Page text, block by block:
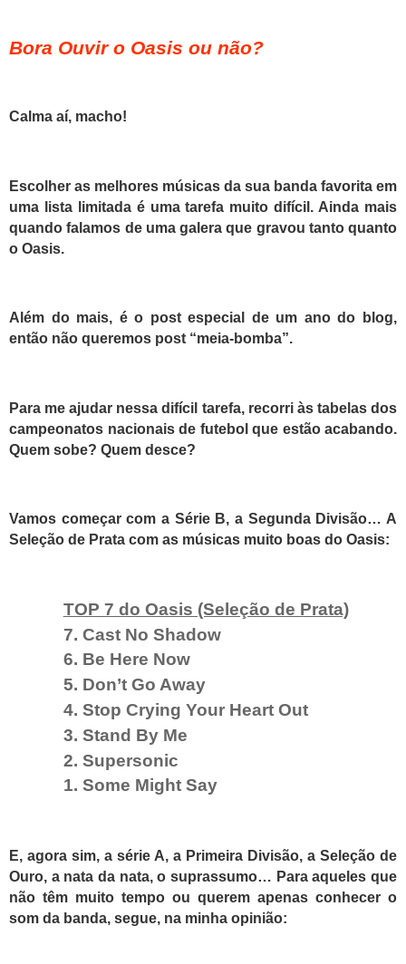
Bora Ouvir o Oasis ou não?
Calma aí, macho!
Escolher as melhores músicas da sua banda favorita em
uma lista limitada é uma tarefa muito difícil. Ainda mais
quando falamos de uma galera que gravou tanto quanto
o Oasis.
Além do mais, é o post especial de um ano do blog,
então não queremos post “meia-bomba”.
Para me ajudar nessa difícil tarefa, recorri às tabelas dos
campeonatos nacionais de futebol que estão acabando.
Quem sobe? Quem desce?
Vamos começar com a Série B, a Segunda Divisão… A
Seleção de Prata com as músicas muito boas do Oasis:
TOP 7 do Oasis (Seleção de Prata)
7. Cast No Shadow
6. Be Here Now
5. Don’t Go Away
4. Stop Crying Your Heart Out
3. Stand By Me
2. Supersonic
1. Some Might Say
E, agora sim, a série A, a Primeira Divisão, a Seleção de
Ouro, a nata da nata, o suprassumo… Para aqueles que
não têm muito tempo ou querem apenas conhecer o
som da banda, segue, na minha opinião: